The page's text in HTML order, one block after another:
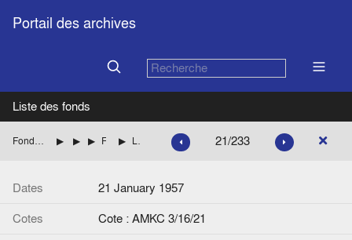
Portail des archives
Liste des fonds
Fonds Jean Monnet : Comité d'action, correspondance ALLEMAGNE
FRANCE
FARE Maurice (Parti radical-socialiste) Lettre de M. Faure à Jean Monnet. Signée. 21/233
Dates
21 January 1957
Cotes
Cote : AMKC 3/16/21